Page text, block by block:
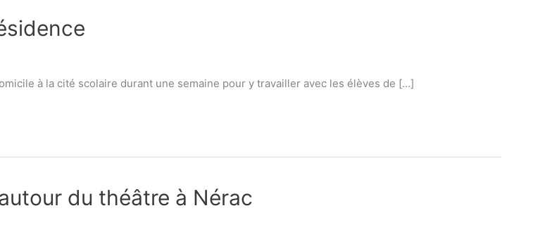
à la cité scolaire durant une semaine pour y travailler avec les élèves de […]
du théâtre à Nérac